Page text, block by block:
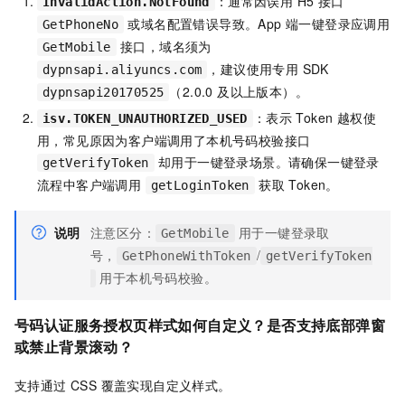
GetPhoneNo 或域名配置错误导致。App 端一键登录应调用
GetMobile 接口，域名须为
dypnsapi.aliyuncs.com ，建议使用专用 SDK
dypnsapi20170525 （2.0.0 及以上版本）。
isv.TOKEN_UNAUTHORIZED_USED
：表示 Token 越权使
用，常见原因为客户端调用了本机号码校验接口
getVerifyToken
却用于一键登录场景。请确保一键登录
流程中客户端调用
getLoginToken 获取 Token。
说明 注意区分： GetMobile
用于一键登录取
号，
GetPhoneWithToken / getVerifyToken
用于本机号码校验。
号码认证服务授权页样式如何自定义？是否支持底部弹窗
或禁止背景滚动？
支持通过 CSS 覆盖实现自定义样式。